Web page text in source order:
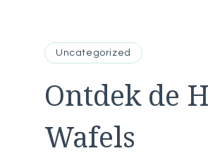
Uncategorized
Ontdek de
Wafels